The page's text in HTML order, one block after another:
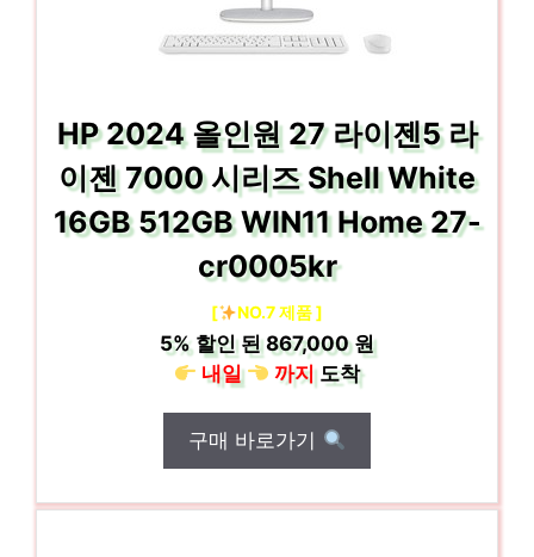
HP 2024 올인원 27 라이젠5 라
이젠 7000 시리즈 Shell White
16GB 512GB WIN11 Home 27-
cr0005kr
[ NO.7 제품 ]
5%할인 된867,000 원
내일
까지도착
구매 바로가기